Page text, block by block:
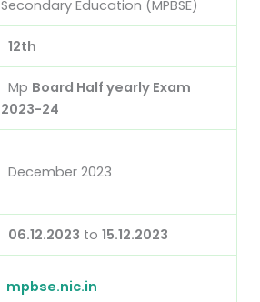
Secondary Education (MPBSE)
12th
Mp Board Half yearly Exam
2023-24
December 2023
06.12.2023 to15.12.2023
mpbse.nic.in